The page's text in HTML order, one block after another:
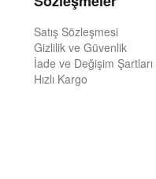
Satış Sözleşmesi
Gizlilik ve Güvenlik
İade ve Değişim Şartları
Hızlı Kargo